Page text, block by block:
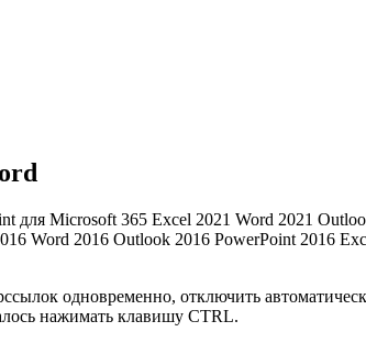
для Microsoft 365 Excel 2021 Word 2021
Word 2016 Outlook 2016 PowerPoint 2016
одновременно, отключить
нажимать клавишу CTRL.